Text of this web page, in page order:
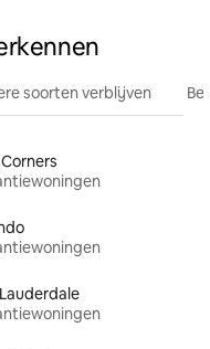
soorten verblijven